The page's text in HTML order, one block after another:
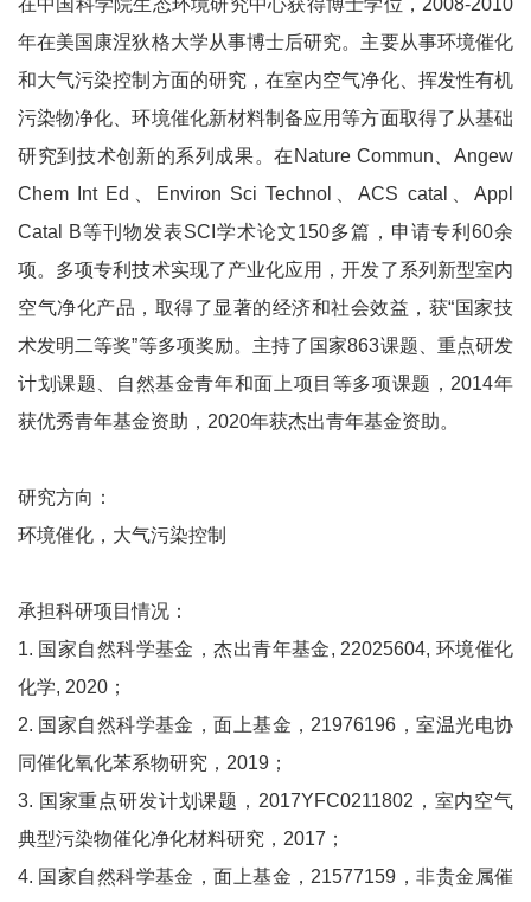
年在美国康涅狄格大学从事博士后研究。主要从事环境催化
和大气污染控制方面的研究，在室内空气净化、挥发性有机
污染物净化、环境催化新材料制备应用等方面取得了从基础
研究到技术创新的系列成果。在Nature Commun、Angew
Chem Int Ed、Environ Sci Technol、ACS catal、Appl
Catal B等刊物发表SCI学术论文150多篇，申请专利60余
项。多项专利技术实现了产业化应用，开发了系列新型室内
空气净化产品，取得了显著的经济和社会效益，获“国家技
术发明二等奖”等多项奖励。主持了国家863课题、重点研发
计划课题、自然基金青年和面上项目等多项课题，2014年
获优秀青年基金资助，2020年获杰出青年基金资助。
研究方向：
环境催化，大气污染控制
承担科研项目情况：
1. 国家自然科学基金，杰出青年基金, 22025604, 环境催化
化学, 2020；
2. 国家自然科学基金，面上基金，21976196，室温光电协
同催化氧化苯系物研究，2019；
3. 国家重点研发计划课题，2017YFC0211802，室内空气
典型污染物催化净化材料研究，2017；
4. 国家自然科学基金，面上基金，21577159，非贵金属催